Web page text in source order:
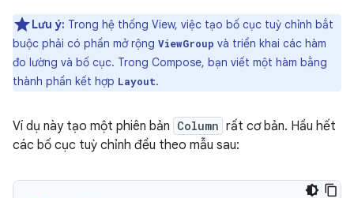
Lưu ý: Trong hệ thống View, việc tạo bố cục tuỳ chỉnh bắt
buộc phải có phần mở rộng ViewGroup và triển khai các hàm
đo lường và bố cục. Trong Compose, bạn viết một hàm bằng
thành phần kết hợp Layout.
Ví dụ này tạo một phiên bản Column rất cơ bản. Hầu hết
các bố cục tuỳ chỉnh đều theo mẫu sau: